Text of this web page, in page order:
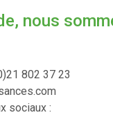
nous
802 37 23
sociaux :